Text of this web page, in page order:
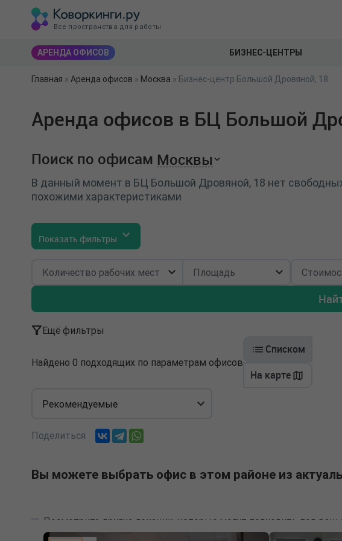
Все пространства для работы
АРЕНДА ОФИСОВ БИЗНЕС-ЦЕНТРЫ
Главная » Аренда офисов » Москва » Бизнес-центр Большой Дровяной, 18
Аренда офисов в БЦ Большой
Поиск по офисам Москвы
В данный момент в БЦ Большой Дровяной, 18 нет
похожими характеристиками
Показать фильтры
Ещё фильтры
Найдено 0 подходящих по параметрам офисов
Списком
На карте
Рекомендуемые
Поделиться
Вы можете выбрать офис в этом районе из
Посмотрите другие локации, которые могут подходить под ваш